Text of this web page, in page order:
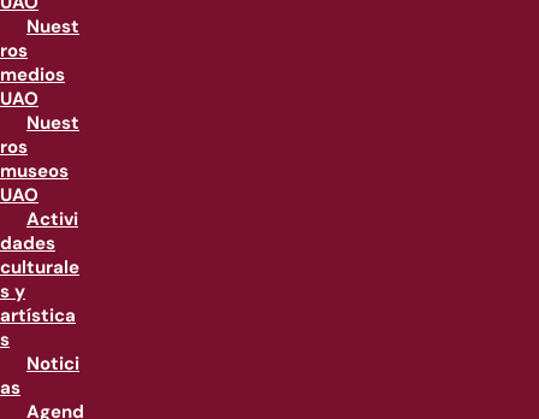
Nuest
ros
medios
UAO
Nuest
ros
museos
UAO
Activi
dades
culturale
s y
artística
s
Notici
as
Agend